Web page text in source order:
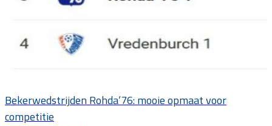
Bekerwedstrijden Rohda’76: mooie opmaat voor
competitie